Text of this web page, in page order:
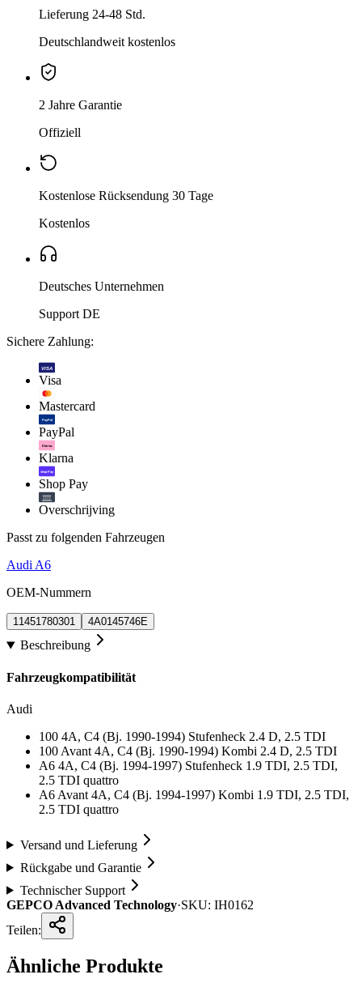
Lieferung 24-48 Std.
Deutschlandweit kostenlos
2 Jahre Garantie
Offiziell
Kostenlose Rücksendung 30 Tage
Kostenlos
Deutsches Unternehmen
Support DE
Sichere Zahlung:
VISA
Visa
Mastercard
PayPal
PayPal
Klarna.
Klarna
shop Pay
Shop Pay
Overschrijving
Passt zu folgenden Fahrzeugen
Audi A6
OEM-Nummern
11451780301 4A0145746E
Beschreibung
Fahrzeugkompatibilität
Audi
100 4A, C4 (Bj. 1990-1994) Stufenheck 2.4 D, 2.5 TDI
100 Avant 4A, C4 (Bj. 1990-1994) Kombi 2.4 D, 2.5 TDI
A6 4A, C4 (Bj. 1994-1997) Stufenheck 1.9 TDI, 2.5 TDI,
2.5 TDI quattro
A6 Avant 4A, C4 (Bj. 1994-1997) Kombi 1.9 TDI, 2.5 TDI,
2.5 TDI quattro
Versand und Lieferung
Rückgabe und Garantie
Technischer Support
GEPCO Advanced Technology·SKU: IH0162
Teilen:
Ähnliche Produkte